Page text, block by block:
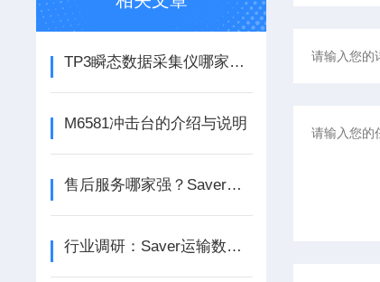
TP3瞬态数据采集仪哪家强？销量与口碑双优企业盘点
M6581冲击台的介绍与说明
售后服务哪家强？Saver运输数据记录仪企业服务力测评
行业调研：Saver运输数据记录仪头部供应商都在做什么？